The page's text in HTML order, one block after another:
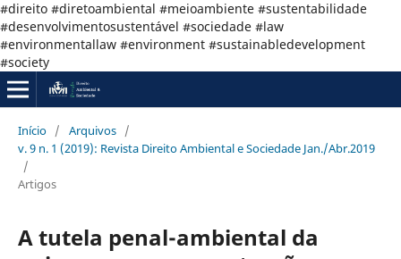
#direito #diretoambiental #meioambiente #sustentabilidade
#desenvolvimentosustentável #sociedade #law
#environmentallaw #environment #sustainabledevelopment
#society
Início / Arquivos /
v. 9 n. 1 (2019): Revista Direito Ambiental e Sociedade Jan./Abr.2019
/
Artigos
A tutela penal-ambiental da